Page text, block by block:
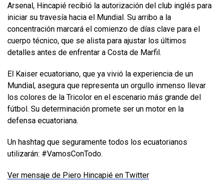
Arsenal, Hincapié recibió la autorización del club inglés para
iniciar su travesía hacia el Mundial. Su arribo a la
concentración marcará el comienzo de días clave para el
cuerpo técnico, que se alista para ajustar los últimos
detalles antes de enfrentar a Costa de Marfil.
El Kaiser ecuatoriano, que ya vivió la experiencia de un
Mundial, asegura que representa un orgullo inmenso llevar
los colores de la Tricolor en el escenario más grande del
fútbol. Su determinación promete ser un motor en la
defensa ecuatoriana.
Un hashtag que seguramente todos los ecuatorianos
utilizarán: #VamosConTodo.
Ver mensaje de Piero Hincapié en Twitter